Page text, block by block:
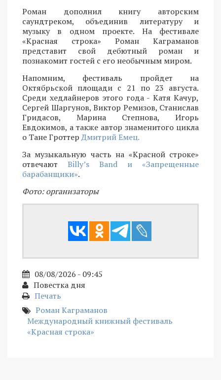
Роман дополнил книгу авторским
саундтреком, объединив литературу и
музыку в одном проекте. На фестивале
«Красная строка» Роман Каграманов
представит свой дебютный роман и
познакомит гостей с его необычным миром.
Напомним, фестиваль пройдет на
Октябрьской площади с 21 по 23 августа.
Среди хедлайнеров этого года - Катя Качур,
Сергей Шаргунов, Виктор Ремизов, Станислав
Гридасов, Марина Степнова, Игорь
Евдокимов, а также автор знаменитого цикла
о Тане ГроттерДмитрий Емец.
За музыкальную часть на «Красной строке»
отвечают Billy’s Band и «Запрещенные
барабанщики».
Фото: организаторы
08/08/2026 - 09:45
Повестка дня
Печать
Роман Каграманов
Международный книжный фестиваль
«Красная строка»